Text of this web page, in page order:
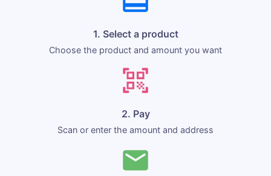
1. Select a product
Choose the product and amount you want
2. Pay
Scan or enter the amount and address